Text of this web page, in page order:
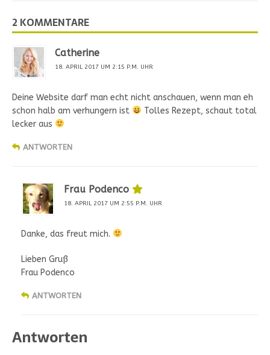
2 KOMMENTARE
Catherine
18. APRIL 2017 UM 2:15 P.M. UHR
Deine Website darf man echt nicht anschauen, wenn man eh
schon halb am verhungern ist
Tolles Rezept, schaut total
lecker aus
ANTWORTEN
Frau Podenco
18. APRIL 2017 UM 2:55 P.M. UHR
Danke, das freut mich.
Lieben Gruß
Frau Podenco
ANTWORTEN
Antworten